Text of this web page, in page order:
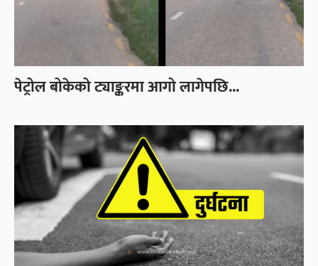
पेट्रोल बोकेको ट्याङ्करमा आगो लागेपछि...